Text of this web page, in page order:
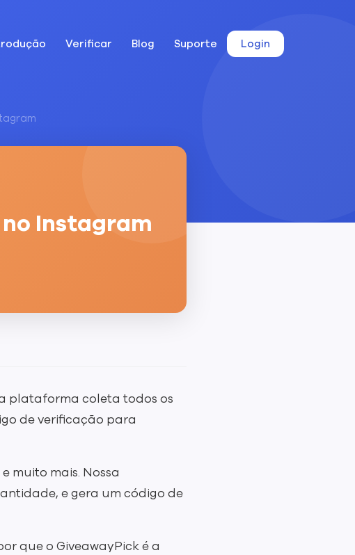
Verificar Blog Suporte Login
Instagram
plataforma coleta todos os
de verificação para
muito mais. Nossa
e gera um código de
que o GiveawayPick é a